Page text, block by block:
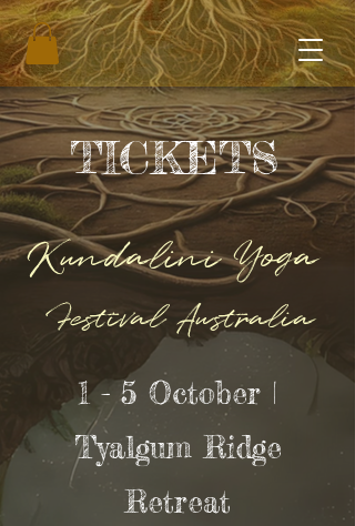
TICKETS
Kundalini Yoga
Festival Australia
1 - 5 October |
Tyalgum Ridge
Retreat